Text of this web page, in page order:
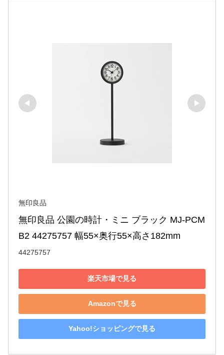
無印良品
無印良品 公園の時計・ミニ ブラック MJ-PCM
B2 44275757 幅55×奥行55×高さ182mm
44275757
楽天市場で見る
Amazonで見る
Yahoo!ショッピングで見る